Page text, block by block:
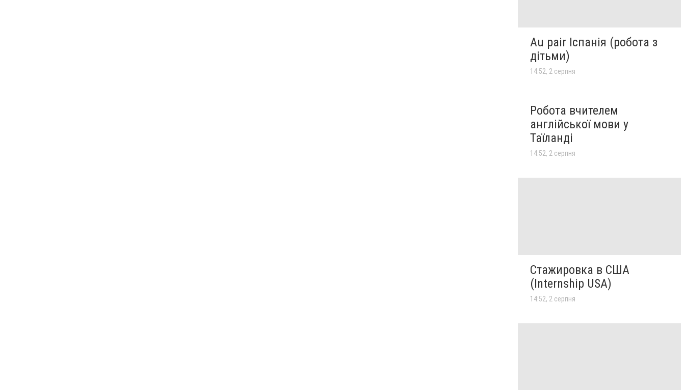
Au pair Іспанія (робота з
дітьми)
14:52, 2 серпня
Робота вчителем
англійської мови у
Таїланді
14:52, 2 серпня
Стажировка в США
(Internship USA)
14:52, 2 серпня